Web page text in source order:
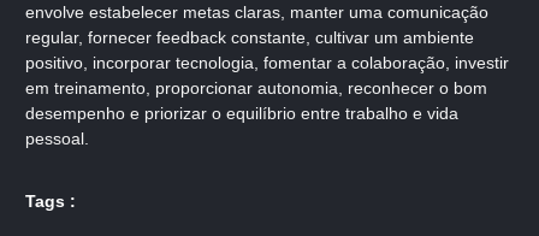
envolve estabelecer metas claras, manter uma comunicação
regular, fornecer feedback constante, cultivar um ambiente
positivo, incorporar tecnologia, fomentar a colaboração, investir
em treinamento, proporcionar autonomia, reconhecer o bom
desempenho e priorizar o equilíbrio entre trabalho e vida
pessoal.
Tags :